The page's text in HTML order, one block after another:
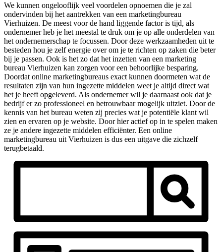
We kunnen ongelooflijk veel voordelen opnoemen die je zal
ondervinden bij het aantrekken van een marketingbureau
Vierhuizen. De meest voor de hand liggende factor is tijd, als
ondernemer heb je het meestal te druk om je op alle onderdelen van
het ondernemerschap te focussen. Door deze werkzaamheden uit te
besteden hou je zelf energie over om je te richten op zaken die beter
bij je passen. Ook is het zo dat het inzetten van een marketing
bureau Vierhuizen kan zorgen voor een behoorlijke besparing.
Doordat online marketingbureaus exact kunnen doormeten wat de
resultaten zijn van hun ingezette middelen weet je altijd direct wat
het je heeft opgeleverd. Als ondernemer wil je daarnaast ook dat je
bedrijf er zo professioneel en betrouwbaar mogelijk uitziet. Door de
kennis van het bureau weten zij precies wat je potentiële klant wil
zien en ervaren op je website. Door hier actief op in te spelen maken
ze je andere ingezette middelen efficiënter. Een online
marketingbureau uit Vierhuizen is dus een uitgave die zichzelf
terugbetaald.